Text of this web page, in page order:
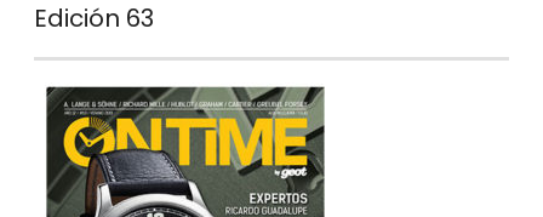
Edición 63